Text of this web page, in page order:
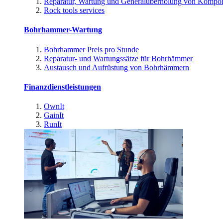
Rock tools services
Bohrhammer-Wartung
Bohrhammer Preis pro Stunde
Reparatur- und Wartungssätze für Bohrhämmer
Austausch und Aufrüstung von Bohrhämmern
Finanzdienstleistungen
OwnIt
GainIt
RunIt